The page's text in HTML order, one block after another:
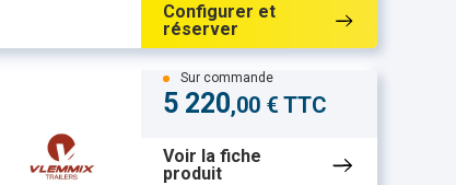
Configurer et
réserver
Sur commande
5 220,00 € TTC
Voir la fiche
produit